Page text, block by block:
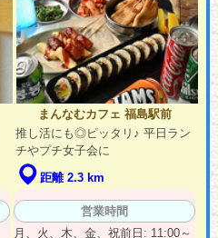
まんなむカフェ 福島駅前
推し活にも◎ピッタリ♪ 平日ラン
チやプチ女子会に
距離 2.3 km
営業時間
月、火、木、金、祝前日: 11:00～